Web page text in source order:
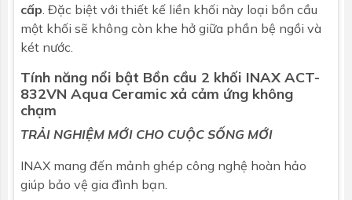
cấp . Đặc biệt với thiết kế liền khối này loại bồn cầu
một khối sẽ không còn khe hở giữa phần bệ ngồi và
két nước.
Tính năng nổi bật Bồn cầu 2 khối INAX ACT-
832VN Aqua Ceramic xả cảm ứng không
chạm
TRẢI NGHIỆM MỚI CHO CUỘC SỐNG MỚI
INAX mang đến mảnh ghép công nghệ hoàn hảo
giúp bảo vệ gia đình bạn.